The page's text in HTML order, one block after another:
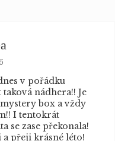
obchodu je 5 z 5
v pořádku
nádhera!! Je
box a vždy
I tentokrát
se zase překonala!
a přeji krásné léto!